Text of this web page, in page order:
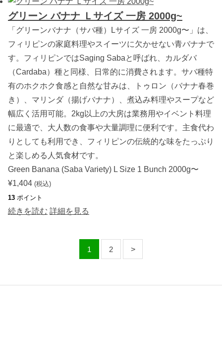
グリーン バナナ Ｌサイズ 一房 2000g~
「グリーンバナナ（サバ種）Lサイズ 一房 2000g〜」は、
フィリピンの家庭料理やスイーツに欠かせない青バナナで
す。フィリピンではSaging Sabaと呼ばれ、カルダバ
（Cardaba）種と同様、日常的に消費されます。サバ種特
有のホクホク食感と自然な甘みは、トゥロン（バナナ春巻
き）、マリンダ（揚げバナナ）、煮込み料理やスープなど
幅広く活用可能。2kg以上の大房は業務用やイベント料理
に最適で、大人数の食事や大量調理に便利です。主食代わ
りとしても利用でき、フィリピンの伝統的な味をたっぷり
と楽しめる人気食材です。
Green Banana (Saba Variety) L Size 1 Bunch 2000g〜
¥1,404 (税込)
13 ポイント
続きを読む 詳細を見る
1 2